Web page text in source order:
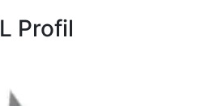
L Profil